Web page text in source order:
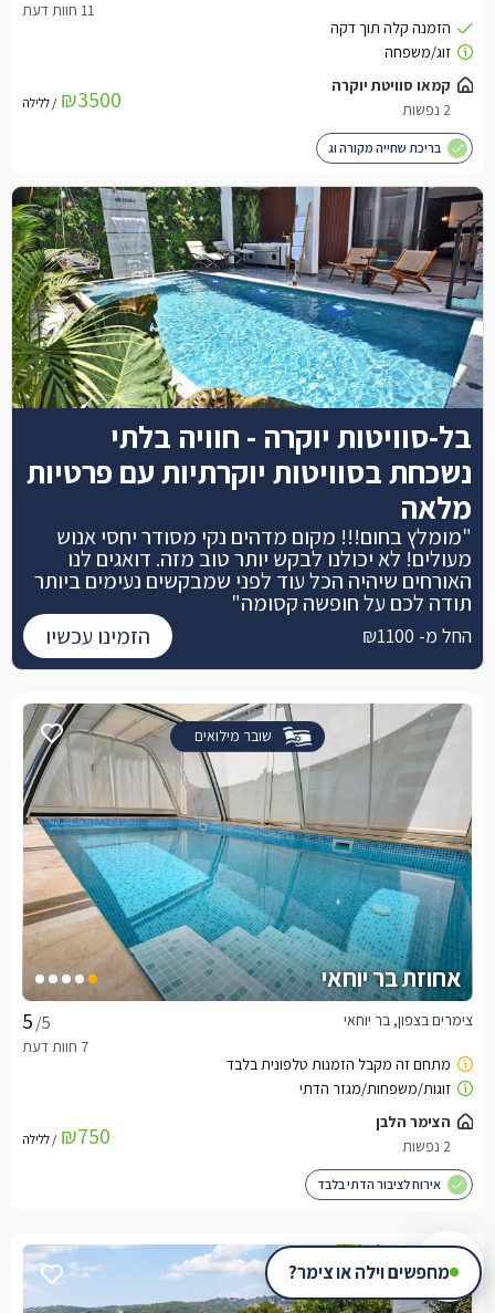
קמאו סוויטת יוקרה
2 נפשות
₪3500 / ללילה
בריכת שחייה מקורה וג
שובר מילואים
אחוזת בר יוחאי
/5 צימרים בצפון, בר יוחאי
הצימר הלבן
2 נפשות
₪750 / ללילה
אירוח לציבור הדתי בלבד
בל-סוויטות יוקרה - חוויה בלתי
נשכחת בסוויטות יוקרתיות עם פרטיות
מלאה
"מומלץ בחום!!! מקום מדהים נקי מסודר יחסי אנוש
מעולים! לא יכולנו לבקש יותר טוב מזה. דואגים לנו
האורחים שיהיה הכל עוד לפני שמבקשים נעימים ביותר
תודה לכם על חופשה קסומה"
החל מ- ₪1100 הזמינו עכשיו
מחפשים וילה או צימר?